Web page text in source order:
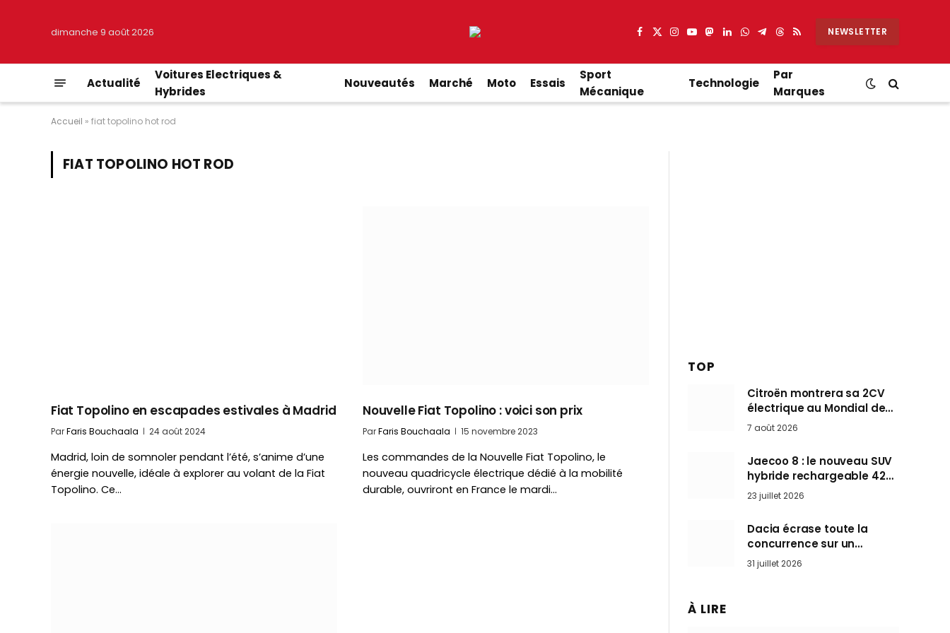
dimanche 9 août 2026 Facebook
X
Instagram
YouTube
Mastodon
LinkedIn
WhatsApp
Partager
Telegram
Threads
RSS NEWSLETTER
Actualité
Voitures Electriques &
Hybrides
Nouveautés Marché Moto Essais
Sport
Mécanique
Technologie
Par
Marques
Accueil » fiat topolino hot rod
FIAT TOPOLINO HOT ROD
Fiat Topolino en escapades estivales à Madrid
ParFaris Bouchaala 24 août 2024
Madrid, loin de somnoler pendant l’été, s’anime d’une
énergie nouvelle, idéale à explorer au volant de la Fiat
Topolino. Ce…
Nouvelle Fiat Topolino : voici son prix
ParFaris Bouchaala 15 novembre 2023
Les commandes de la Nouvelle Fiat Topolino, le
nouveau quadricycle électrique dédié à la mobilité
durable, ouvriront en France le mardi…
TOP
Citroën montrera sa 2CV
électrique au Mondial de
Paris pendant que BMW et
7 août 2026
Jaecoo 8 : le nouveau SUV
hybride rechargeable 428
ch qui vise l’Audi Q7 arrive
en Europe cet automne
23 juillet 2026
Dacia écrase toute la
concurrence sur un
marché où personne ne
l’attendait
31 juillet 2026
À LIRE